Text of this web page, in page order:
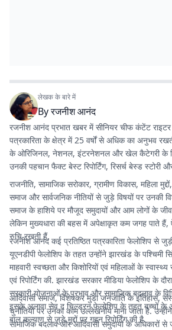
लेखक के बारे में
Byरजनीश आनंद
रजनीश आनंद प्रभात खबर में सीनियर चीफ कंटेंट
पत्रकारिता के क्षेत्र में 25 वर्षों से अधिक का अनुभव
के ओरिजिनल, नेशनल, इंटरनेशनल और खेल कैटेगरी के
उनकी पहचान फैक्ट बेस्ट रिपोर्टिंग, रिसर्च बेस्ड
राजनीति, सामाजिक सरोकार, ग्रामीण विकास, महिला
समाज और सार्वजनिक नीतियों से जुड़े विषयों पर उनकी
समाज के हाशिये पर मौजूद समुदायों और आम लोगों के
लेकिन मुख्यधारा की बहस में अपेक्षाकृत कम जगह पाते हैं,
रुचि रखती हैं.
रजनीश आनंद कई प्रतिष्ठित पत्रकारिता फेलोशिप से
यूएनडीपी फेलोशिप के तहत उन्होंने झारखंड के पश्चिमी
माहवारी स्वच्छता और किशोरियों एवं महिलाओं के
एवं रिपोर्टिंग की. झारखंड सरकार मीडिया फेलोशिप के
सरकारी योजनाओं के प्रभाव और सामाजिक बदलाव के
इसके अलावा सेव द चिल्ड्रन फेलोशिप के तहत बच्चों के
बाल कल्याण से जुड़े मुद्दों पर गहन रिपोर्टिंग की है.
आदिवासी समाज, विशेषकर मुंडा जनजाति के इतिहास,
चुनौतियों पर उनका काम उल्लेखनीय माना जाता है.
सामाजिक बदलाव और आदिवासी समुदायों के अधिकारों से